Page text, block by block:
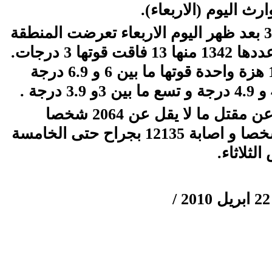
اليوم (الاربعاء).
فحتى الساعة 3 بعد ظهر اليوم الاربعاء تعرضت المنطقة
لتوابع زلزالية عددها 1342 منها 13 فاقت قوتها 3 درجات.
ومن بين ال 13 هزة واحدة قوتها ما بين 6 و 6.9 درجة
أسفر الزلزال عن مقتل ما لا يقل عن 2064 شخصا
وفقدان 175 شخصا و اصابة 12135 بجراح حتى الخامسة